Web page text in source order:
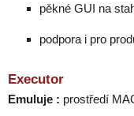
pěkné GUI na
podpora i pro
Executor
Emuluje : prostředí